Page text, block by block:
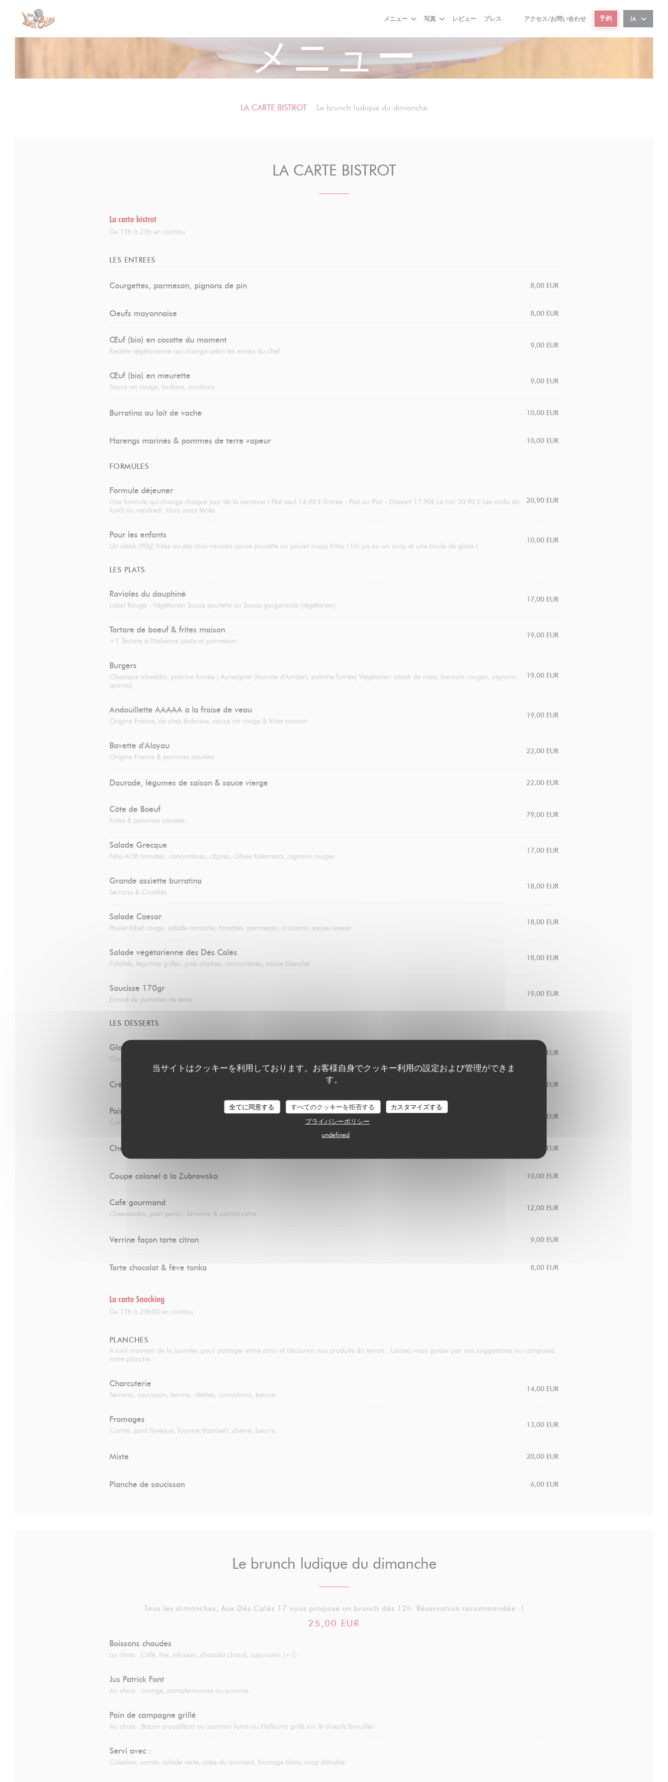
クッキー利用の管理について
当サイトはクッキーを利用しております。お客様自身でクッキー利用の設定および管理ができま
す。
全てに同意する すべてのクッキーを拒否する
カスタマイズする
プライバシーポリシー
undefined
メニュー 写真 レビュー プレス
((新しいウィンドウで開きます))
((新しいウィンドウで開きます))
アクセス/お問い合わせ 予約 JA
メニュー
LA CARTE BISTROT Le brunch ludique du dimanche
LA CARTE BISTROT
La carte bistrot
De 12h à 23h en continu
LES ENTREES
Courgettes, parmesan, pignons de pin 8,00 EUR
Oeufs mayonnaise 8,00 EUR
Œuf (bio) en cocotte du moment
Recette végétarienne qui change selon les envies du chef
9,00 EUR
Œuf (bio) en meurette
Sauce vin rouge, lardons, croûtons
9,00 EUR
Burratina au lait de vache 10,00 EUR
Harengs marinés & pommes de terre vapeur 10,00 EUR
FORMULES
Formule déjeuner
Une formule qui change chaque jour de la semaine ! Plat seul 14,90 € Entrée - Plat ou Plat - Dessert 17,90€ Le trio 20,90 € Les midis du
lundi au vendredi. Hors jours fériés.
20,90 EUR
Pour les enfants
Un steak (90g) frites ou des mini ravioles sauce poulette ou poulet crispy frites ! Un jus ou un sirop et une boule de glace !
10,00 EUR
LES PLATS
Ravioles du dauphiné
Label Rouge - Végétarien Sauce poulette ou Sauce gorgonzola (végétarien)
17,00 EUR
Tartare de boeuf & frites maison
+1 Tartare à l'Italienne pesto et parmesan
19,00 EUR
Burgers
Classique (cheddar, poitrine fumée ) Auvergnat (fourme d'Ambert, poitrine fumée) Végétarien (steak de maïs, haricots rouges, oignons,
quinoa)
19,00 EUR
Andouillette AAAAA à la fraise de veau
Origine France, de chez Bobosse, sauce vin rouge & frites maison
19,00 EUR
Bavette d'Aloyau
Origine France & pommes sautées
22,00 EUR
Daurade, légumes de saison & sauce vierge 22,00 EUR
Côte de Boeuf
Frites & pommes sautées
79,00 EUR
Salade Grecque
Féta AOP, tomates, concombres, câpres, Olives Kalamata, oignons rouges
17,00 EUR
Grande assiette burratina
Serrano & Crudités
18,00 EUR
Salade Caesar
Poulet label rouge, salade romaine, tomates, parmesan, croutons, sauce caesar
18,00 EUR
Salade végétarienne des Dés Calés
Falafels, légumes grillés, pois chiches, concombres, sauce blanche
18,00 EUR
Saucisse 170gr
Ecrasé de pommes de terre
19,00 EUR
LES DESSERTS
Glaces et sorbets préparés par un artisan glacier (2 boules)
Chocolat, vanille, noix de coco, framboise, citron, fraise, mangue, café
8,00 EUR
Crème brûlée 9,00 EUR
Pain perdu
Caramel au beurre salé & chantilly
10,00 EUR
Cheesecake 10,00 EUR
Coupe colonel à la Zubrowska 10,00 EUR
Café gourmand
Cheesecake, pain perdu, brownie & panna cotta
12,00 EUR
Verrine façon tarte citron 9,00 EUR
Tarte chocolat & fève tonka 8,00 EUR
La carte Snacking
De 12h à 23h00 en continu
PLANCHES
A tout moment de la journée, pour partager entre amis et découvrir nos produits du terroir . Laissez-vous guider par nos suggestions ou composez
votre planche.
Charcuterie
Serrano, saucisson, terrine, rillettes, cornichons, beurre
14,00 EUR
Fromages
Comté, pont l'évêque, fourme d'ambert, chèvre, beurre
13,00 EUR
Mixte 20,00 EUR
Planche de saucisson 6,00 EUR
Le brunch ludique du dimanche
Tous les dimanches, Aux Dés Calés 17 vous propose un brunch dès 12h. Réservation recommandée :)
25,00 EUR
Boissons chaudes
au choix : Café, thé, infusion, chocolat chaud, capuccino (+1)
Jus Patrick Font
Au choix : orange, pamplemousse ou pomme
Pain de campagne grillé
Au choix : Bacon croustillant ou saumon fumé ou Halloumi grillé sur lit d'oeufs brouillés
Servi avec :
Coleslaw, comté, salade verte, cake du moment, fromage blanc sirop d'érable